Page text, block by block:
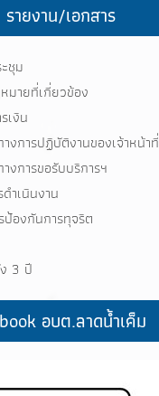
รายงาน/เอกสาร
ชุม
มายที่เกี่ยวข้อง
เงิน
งการปฏิบัติงานของเจ้าหน้าที่
งการขอรับบริการฯ
ำเนินงาน
องกันการทุจริต
3 ปี
อบต.ลาดน้ำเค็ม